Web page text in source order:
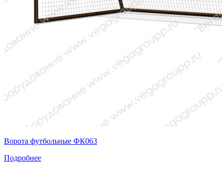
Ворота футбольные ФК063
Подробнее